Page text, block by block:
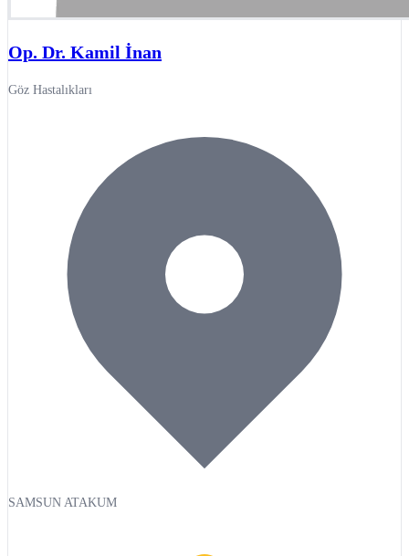
Op. Dr. Kamil İnan
Göz Hastalıkları
SAMSUN ATAKUM